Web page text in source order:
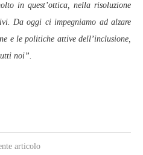
in quest’ottica, nella risoluzione
Da oggi ci impegniamo ad alzare
e le politiche attive dell’inclusione,
noi”.
articolo